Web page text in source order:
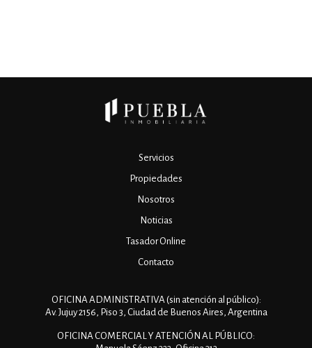
Servicios
Propiedades
Nosotros
Noticias
Tasador Online
Contacto
OFICINA ADMINISTRATIVA (sin atención al público):
Av. Jujuy 2156, Piso 3, Ciudad de Buenos Aires, Argentina
OFICINA COMERCIAL Y ATENCIÓN AL PÚBLICO: